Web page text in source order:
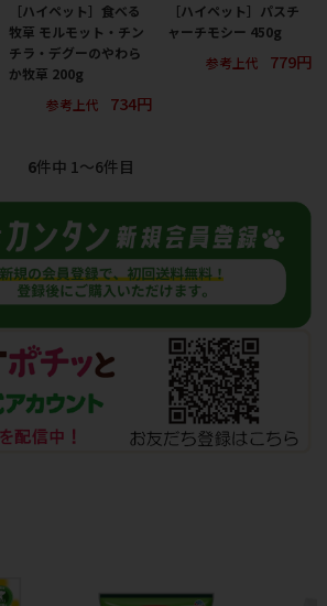
［ハイペット］食べる
牧草 モルモット・チン
チラ・デグーのやわら
か牧草 200g
参考上代
734円
［ハイペット］パスチ
ャーチモシー 450g
参考上代
779円
6件中 1〜6件目